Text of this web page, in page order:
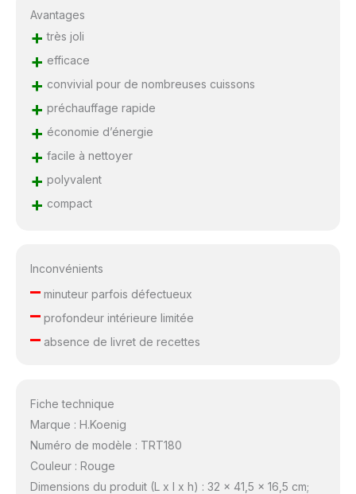
Avantages
+ très joli
+ efficace
+ convivial pour de nombreuses cuissons
+ préchauffage rapide
+ économie d’énergie
+ facile à nettoyer
+ polyvalent
+ compact
Inconvénients
–minuteur parfois défectueux
–profondeur intérieure limitée
–absence de livret de recettes
Fiche technique
Marque : H.Koenig
Numéro de modèle : TRT180
Couleur : Rouge
Dimensions du produit (L x l x h) : 32 x 41,5 x 16,5 cm;